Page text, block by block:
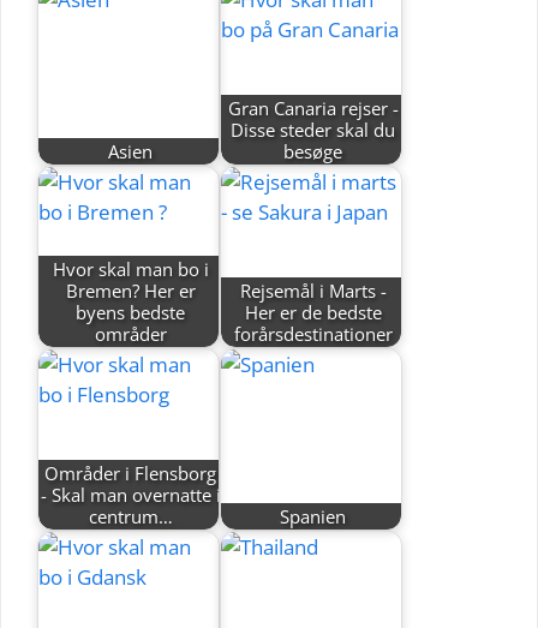
Asien
Gran Canaria rejser -
Disse steder skal du
besøge
Hvor skal man bo i
Bremen? Her er
byens bedste
områder
Rejsemål i Marts -
Her er de bedste
forårsdestinationer
Områder i Flensborg
- Skal man overnatte i
centrum…
Spanien